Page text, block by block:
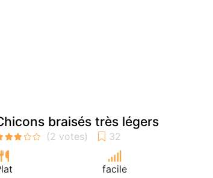
braisés très légers
facile